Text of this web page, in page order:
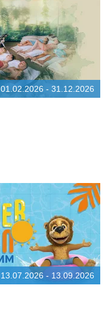
01.02.2026 - 31.12.2026
13.07.2026 - 13.09.2026